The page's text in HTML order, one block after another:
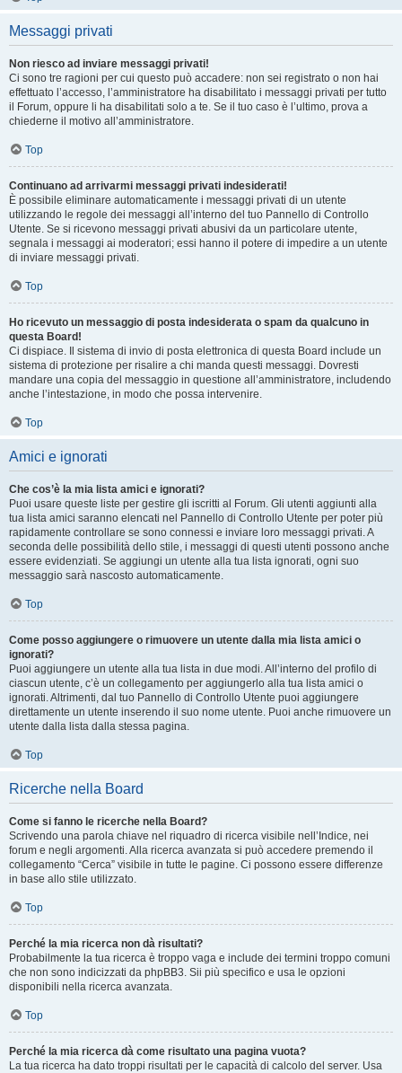
Messaggi privati
Non riesco ad inviare messaggi privati!
Ci sono tre ragioni per cui questo può accadere: non sei registrato o non hai
effettuato l’accesso, l’amministratore ha disabilitato i messaggi privati per tutto
il Forum, oppure li ha disabilitati solo a te. Se il tuo caso è l’ultimo, prova a
chiederne il motivo all’amministratore.
Top
Continuano ad arrivarmi messaggi privati indesiderati!
È possibile eliminare automaticamente i messaggi privati ​​di un utente
utilizzando le regole dei messaggi all’interno del tuo Pannello di Controllo
Utente. Se si ricevono messaggi privati ​​abusivi da un particolare utente,
segnala i messaggi ai moderatori; essi hanno il potere di impedire a un utente
di inviare messaggi privati​​.
Top
Ho ricevuto un messaggio di posta indesiderata o spam da qualcuno in
questa Board!
Ci dispiace. Il sistema di invio di posta elettronica di questa Board include un
sistema di protezione per risalire a chi manda questi messaggi. Dovresti
mandare una copia del messaggio in questione all’amministratore, includendo
anche l’intestazione, in modo che possa intervenire.
Top
Amici e ignorati
Che cos’è la mia lista amici e ignorati?
Puoi usare queste liste per gestire gli iscritti al Forum. Gli utenti aggiunti alla
tua lista amici saranno elencati nel Pannello di Controllo Utente per poter più
rapidamente controllare se sono connessi e inviare loro messaggi privati. A
seconda delle possibilità dello stile, i messaggi di questi utenti possono anche
essere evidenziati. Se aggiungi un utente alla tua lista ignorati, ogni suo
messaggio sarà nascosto automaticamente.
Top
Come posso aggiungere o rimuovere un utente dalla mia lista amici o
ignorati?
Puoi aggiungere un utente alla tua lista in due modi. All’interno del profilo di
ciascun utente, c’è un collegamento per aggiungerlo alla tua lista amici o
ignorati. Altrimenti, dal tuo Pannello di Controllo Utente puoi aggiungere
direttamente un utente inserendo il suo nome utente. Puoi anche rimuovere un
utente dalla lista dalla stessa pagina.
Top
Ricerche nella Board
Come si fanno le ricerche nella Board?
Scrivendo una parola chiave nel riquadro di ricerca visibile nell’Indice, nei
forum e negli argomenti. Alla ricerca avanzata si può accedere premendo il
collegamento “Cerca” visibile in tutte le pagine. Ci possono essere differenze
in base allo stile utilizzato.
Top
Perché la mia ricerca non dà risultati?
Probabilmente la tua ricerca è troppo vaga e include dei termini troppo comuni
che non sono indicizzati da phpBB3. Sii più specifico e usa le opzioni
disponibili nella ricerca avanzata.
Top
Perché la mia ricerca dà come risultato una pagina vuota?
La tua ricerca ha dato troppi risultati per le capacità di calcolo del server. Usa